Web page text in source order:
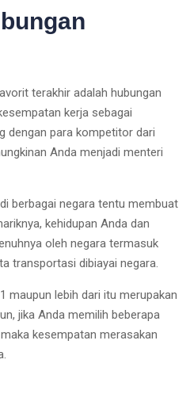
terakhir adalah hubungan
kerja sebagai
dengan para kompetitor dari
Anda menjadi menteri
berbagai negara tentu membuat
kehidupan Anda dan
oleh negara termasuk
transportasi dibiayai negara.
maupun lebih dari itu merupakan
jika Anda memilih beberapa
kesempatan merasakan